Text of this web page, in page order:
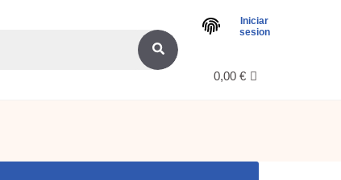
Iniciar
sesion
0,00 €